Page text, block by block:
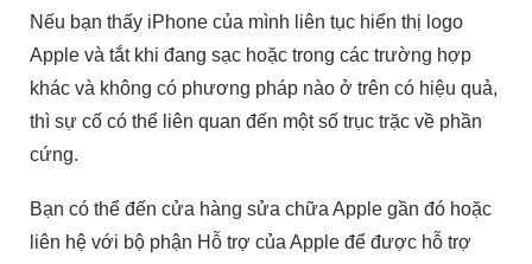
Nếu bạn thấy iPhone của mình liên tục hiển thị logo
Apple và tắt khi đang sạc hoặc trong các trường hợp
khác và không có phương pháp nào ở trên có hiệu quả,
thì sự cố có thể liên quan đến một số trục trặc về phần
cứng.
Bạn có thể đến cửa hàng sửa chữa Apple gần đó hoặc
liên hệ với bộ phận Hỗ trợ của Apple để được hỗ trợ